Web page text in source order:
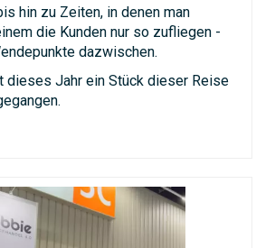
hin zu Zeiten, in denen man
die Kunden nur so zufliegen -
dazwischen.
dieses Jahr ein Stück dieser Reise